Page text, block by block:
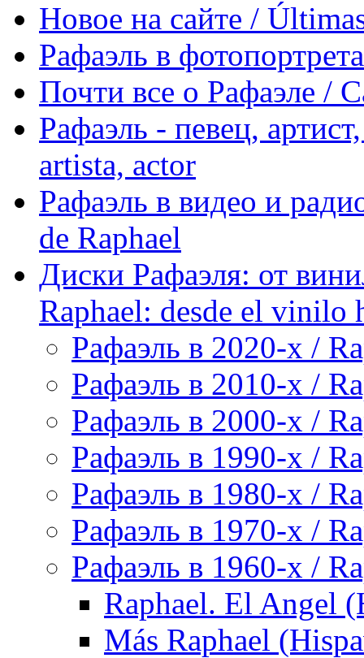
Новое на сайте /
Рафаэль в
Почти все о Рафаэле /
Рафаэль - певец,
artista, actor
Рафаэль в видео и
de Raphael
Диски Рафаэля: от
Raphael: desde el vinilo
Рафаэль в 2020-х /
Рафаэль в 2010-х /
Рафаэль в 2000-х /
Рафаэль в 1990-х /
Рафаэль в 1980-х /
Рафаэль в 1970-х /
Рафаэль в 1960-х /
Raphael. El Angel
Más Raphael